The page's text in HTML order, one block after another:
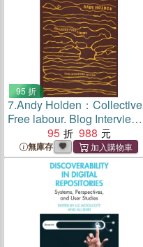
95 折
7.Andy Holden：Collective
Free labour. Blog Interviews
2010 - 2020
95 988
無庫存